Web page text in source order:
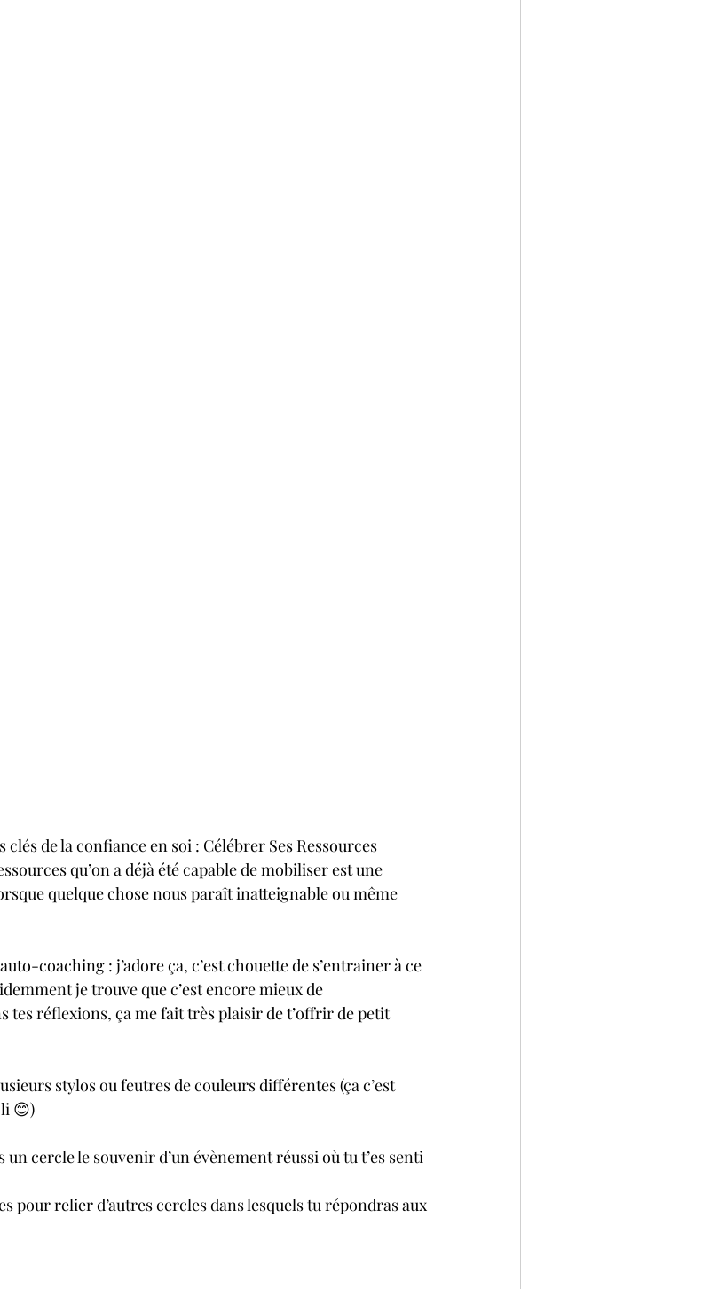
clés de la confiance en soi : Célébrer Ses Ressources
qu’on a déjà été capable de mobiliser est une
quelque chose nous paraît inatteignable ou même
coaching : j’adore ça, c’est chouette de s’entrainer à ce
je trouve que c’est encore mieux de
tes réflexions, ça me fait très plaisir de t’offrir de petit
stylos ou feutres de couleurs différentes (ça c’est
😊)
cercle le souvenir d’un évènement réussi où tu t’es senti
pour relier d’autres cercles dans lesquels tu répondras aux